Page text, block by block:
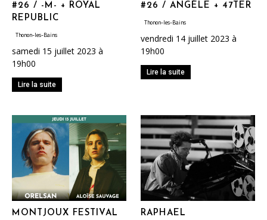
#26 / -M- + ROYAL
REPUBLIC
Thonon-les-Bains
samedi 15 juillet 2023 à
19h00
Lire la suite
#26 / ANGÈLE + 47TER
Thonon-les-Bains
vendredi 14 juillet 2023 à
19h00
Lire la suite
MONTJOUX FESTIVAL
RAPHAEL